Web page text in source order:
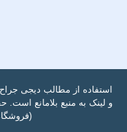
استفاده از مطالب دیجی
و لینک به منبع بلامانع